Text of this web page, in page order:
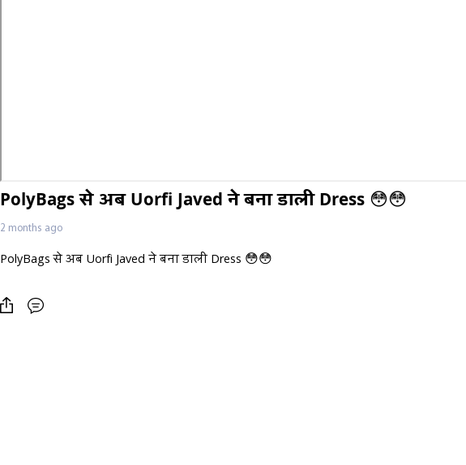
PolyBags से अब Uorfi Javed ने बना डाली Dress 😳😳
2 months ago
PolyBags से अब Uorfi Javed ने बना डाली Dress 😳😳